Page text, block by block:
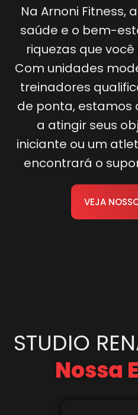
Na Arnoni Fitness,
saúde e o bem-
riquezas que
Com unidades
treinadores
de ponta,
a atingir seus
iniciante ou um
encontrará o
VEJA
STUDIO
Nossa